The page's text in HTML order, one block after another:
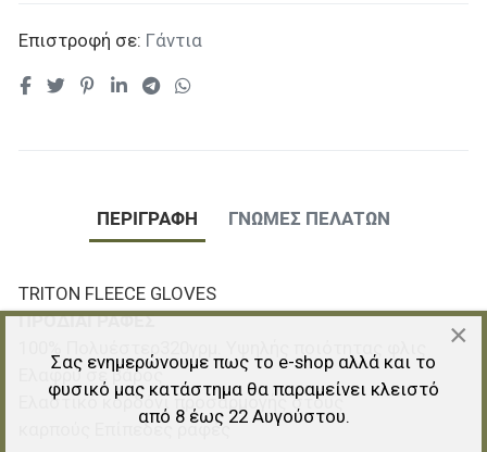
Επιστροφή σε: Γάντια
ΠΕΡΙΓΡΑΦΉ ΓΝΏΜΕΣ ΠΕΛΑΤΏΝ
TRITON FLEECE GLOVES
ΠΡΟΔΙΑΓΡΑΦΕΣ
Ελαφρύ σε βάρος
Ελαστικό κορδόνι προσαρμογής στους
καρπούς Επίπεδες ραφές
×
Σας ενημερώνουμε πως το e-shop αλλά και το
φυσικό μας κατάστημα θα παραμείνει κλειστό
από 8 έως 22 Αυγούστου.